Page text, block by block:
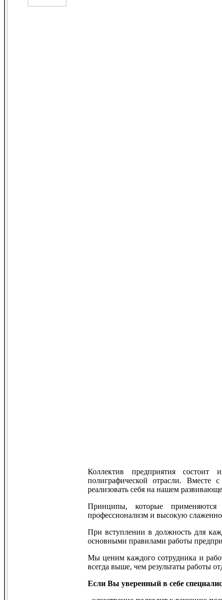
Коллектив предприятия
полиграфической отрасли. Вместе
реализовать себя на нашем
Принципы, которые
профессионализм и высокую
При вступлении в должность для
основными правилами работы
Мы ценим каждого сотрудника и
всегда выше, чем результаты работы
Если Вы уверенный в себе